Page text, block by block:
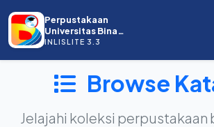
Perpustakaan
Universitas Bina
Darma
INLISLITE 3.3
Browse
Jelajahi koleksi perpustakaan